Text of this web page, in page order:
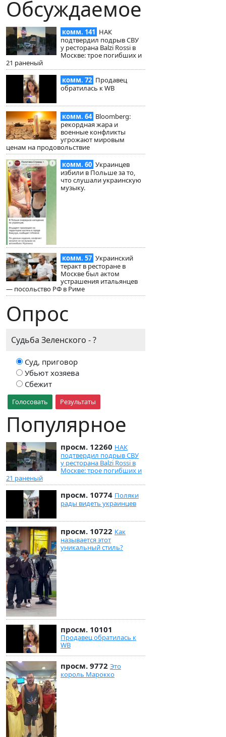
Обсуждаемое
комм. 141 НАК
подтвердил подрыв СВУ
у ресторана Balzi Rossi в
Москве: трое погибших и
21 раненый
комм. 72 Продавец
обратилась к WB
комм. 64 Bloomberg:
рекордная жара и
военные конфликты
угрожают мировым
ценам на продовольствие
комм. 60 Украинцев
избили в Польше за то,
что слушали украинскую
музыку.
комм. 57 Украинский
теракт в ресторане в
Москве был актом
устрашения итальянцев
— посольство РФ в Риме
Опрос
Судьба Зеленского - ?
Суд, приговор
Убьют хозяева
Сбежит
Голосовать Результаты
Популярное
просм. 12260 НАК
подтвердил подрыв СВУ
у ресторана Balzi Rossi в
Москве: трое погибших и
21 раненый
просм. 10774 Поляки
рады видеть украинцев
просм. 10722 Как
называется этот
уникальный стиль?
просм. 10101
Продавец обратилась к
WB
просм. 9772 Это
король Марокко